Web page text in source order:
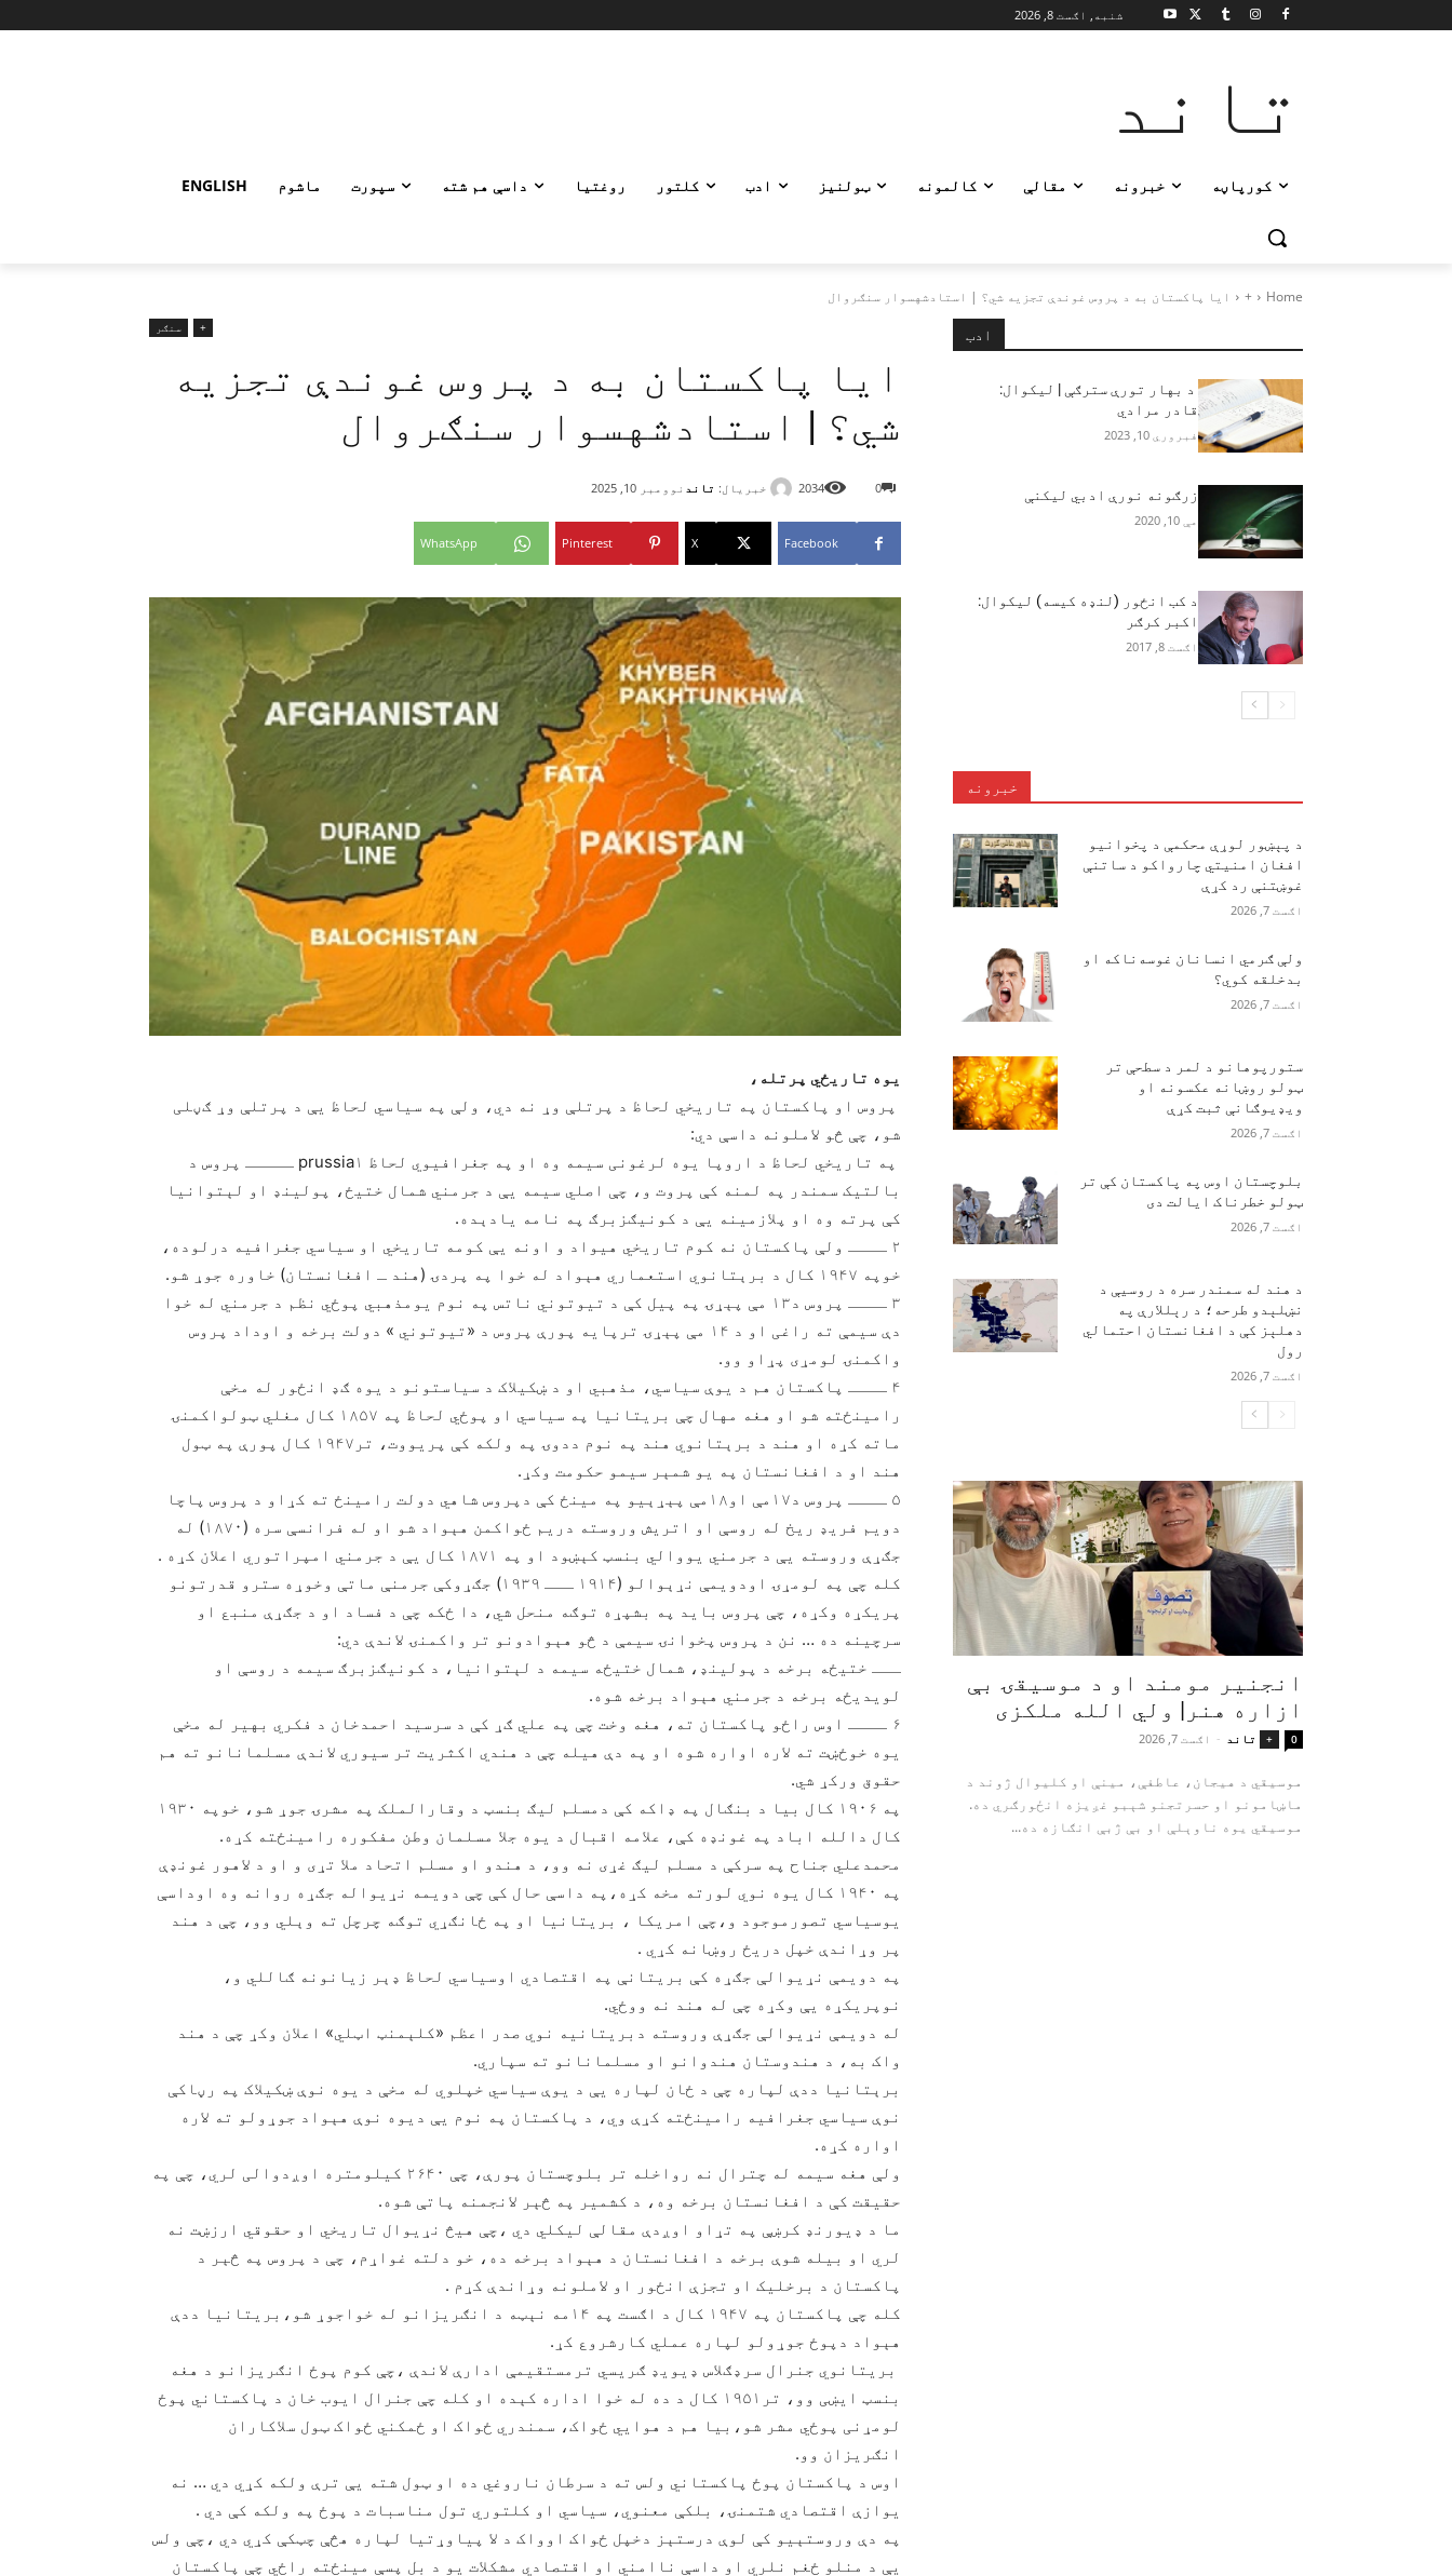
شنبه, اګست 8, 2026
تاند
کورپاڼه خبرونه مقالې کالمونه ټولنیز ادب کلتور روغتیا داسې هم شته سپورت ماشوم ENGLISH
Home
+ ایا پاکستان به د پروس غوندې تجزیه شي؟ | استادشهسوار سنګروال
+ سنګر
ایا پاکستان به د پروس غوندې تجزیه
شي؟ | استادشهسوار سنګروال
خبریال: تاند نوومبر 10, 2025 0
2034
Facebook
X
Pinterest
WhatsApp
یوه تاریځي پرتله،
پروس او پاکستان په تاریخي لحاظ د پرتلې وړ نه دي، ولې په سیاسي لحاظ یې د پرتلې وړ ګڼلی
شو، چې څو لاملونه داسې دي:
په تاریخي لحاظ د اروپا یوه لرغونی سیمه وه او په جغرافیوي لحاظ prussia۱ ـــــ پروس د
بالتیک سمندر په لمنه کې پروت و، چې اصلي سیمه یې د جرمني شمال ختیځ، پولینډ او لېتوانیا
کې پرته وه او پلازمینه یې د کونیګزبرګ په نامه یادېده.
۲ ــــ ولې پاکستان نه کوم تاریخي هیواد و اونه یې کومه تاریخي او سیاسي جغرافیه درلوده،
خوپه ۱۹۴۷ کال د برېتانوي استعماري هېواد له خوا په پردۍ (هند ـ افغانستان) خاوره جوړ شو.
۳ ــــ پروس د۱۳ مې پېړۍ په پیل کې د تیوتوني ناتس په نوم یومذهبي پوځي نظم د جرمني له خوا
دې سیمې ته راغی او د ۱۴ مې پېړۍ ترپایه پورې پروس د «تیوتوني » دولت برخه و اوداد پروس
واکمنۍ لومړی پړاو وو.
۴ ــــ پاکستان هم د یوې سیاسي، مذهبي او د ښکیلاک د سیاستونو د یوه ګډ انځور له مخې
رامینځته شو او هغه مهال چې بریتانیا په سیاسي او پوځي لحاظ په ۱۸۵۷ کال مغلي ټولواکمنۍ
ماته کړه او هند د برېتانوي هند په نوم ددوۍ په ولکه کې پریووت، تر۱۹۴۷ کال پورې په ټول
هند او د افغانستان په یو شمېر سیمو حکومت وکړ.
۵ ــــ پروس د۱۷مې او۱۸مې پېړېیو په مینځ کې دپروس شاهي دولت رامینځ ته کړاو د پروس پاچا
دویم فریډ ریخ له روسې او اتریش وروسته دریم ځواکمن هېواد شو او له فرانسې سره (۱۸۷۰) له
جګړې وروسته یې د جرمني یووالي بنسټ کېښود او په ۱۸۷۱ کال یې د جرمني امپراتوري اعلان کړه .
کله چې په لومړۍ اودویمې نړېوالو (۱۹۱۴ ـــ ۱۹۳۹) جګړوکې جرمنې ماتې وخوړه سترو قدرتونو
پریکړه وکړه، چې پروس باید په بشپړه توګه منحل شي، دا ځکه چې د فساد او د جګړې منبع او
سرچینه ده … نن د پروس پخوانۍ سیمې د څو هېوادونو تر واکمنۍ لاندې دي:
ـــ ختیځه برخه د پولینډ، شمال ختیځه سیمه د لېتوانیا، د کونیګزبرګ سیمه د روسې او
لویدیځه برخه د جرمني هېواد برخه شوه.
۶ ــــ اوس راځو پاکستان ته، هغه وخت چې په علي ګړ کې د سرسید احمدخان د فکري بهیر له مخې
یوه خوځښت ته لاره اواره شوه او په دې هیله چې د هندي اکثریت تر سیوري لاندې مسلمانانو ته هم
حقوق ورکړ شي.
په ۱۹۰۶ کال بیا د بنګال په ډاکه کې دمسلم لیګ بنسټ د وقارالملک په مشرۍ جوړ شو، خوپه ۱۹۳۰
کال دالله اباد په غونډه کې، علامه اقبال د یوه جلا مسلمان وطن مفکوره رامینځته کړه.
محمدعلي جناح په سرکې د مسلم لیګ غړی نه وو، د هندو او مسلم اتحاد ملا تړی و او د لاهور غونډې
په ۱۹۴۰ کال یوه نوي لورته مخه کړه،په داسې حال کې چې دویمه نړیواله جګړه روانه وه اوداسې
یوسیاسي تصورموجود و،چې امریکا ، بریتانیا او په ځانګړي توګه چرچل ته وېلي وو، چې د هند
پر وړاندې خپل دریځ روښانه کړي .
په دویمې نړیوالې جګړه کې بریتانې په اقتصادي اوسیاسي لحاظ ډېر زیانونه ګاللي و،
نوپریکړه یې وکړه چې له هند نه ووځي.
له دویمې نړیوالې جګړې وروسته دبریتانیه نوي صدر اعظم «کلېمنټ اټلي» اعلان وکړ چې د هند
واک به، د هندوستان هندوانو او مسلمانانو ته سپاري.
برېتانیا ددې لپاره چې د ځان لپاره یې د یوې سیاسي خپلوي له مخې د یوه نوې ښکیلاک په رڼاکې
نوې سیاسي جغرافیه رامینځته کړې وي، د پاکستان په نوم يې دیوه نوې هېواد جوړولو ته لاره
اواره کړه.
ولې هغه سیمه له چترال نه رواخله تر بلوچستان پورې، چې ۲۶۴۰ کیلومتره اوږدوالی لري، چې په
حقیقت کې د افغانستان برخه وه، د کشمیر په څېر لانجمنه پاتې شوه.
ما د ډیورنډ کرښې په تړاو اوږدې مقالې لیکلي دي ،چې هیڅ نړیوال تاریخي او حقوقي ارزښت نه
لري او بیله شوې برخه د افغانستان د هېواد برخه ده، خو دلته غواړم، چې د پروس په څېر د
پاکستان د برخلیک او تجزې انځور او لاملونه وړاندې کړم .
کله چې پاکستان په ۱۹۴۷ کال د اګست په ۱۴مه نېټه د انګریزانو له خواجوړ شو،بریتانیا ددې
هېواد دپوځ جوړولو لپاره عملي کارشروع کړ.
بریتانوي جنرال سرډګلاس ډیویډ ګریسي ترمستقیمې ادارې لاندې ،چې کوم پوځ انګریزانو د هغه
بنسټ ایښی وو، تر۱۹۵۱ کال د ده له خوا اداره کېده او کله چې جنرال ایوب خان د پاکستاني پوځ
لومړنی پوځي مشر شو،بیا هم د هوايي ځواک، سمندري ځواک او ځمکني ځواک ټول سلاکاران
انګریزان وو.
اوس د پاکستان پوځ پاکستاني ولس ته د سرطان ناروغي ده او ټول شته یې ترې ولکه کړي دي … نه
یوازې اقتصادي شتمنۍ، بلکې معنوي، سیاسي او کلتوري تول مناسبات د پوځ په ولکه کې دي .
په دې وروستېیو کې لوې درستېز دخپل ځواک اوواک د لا پیاوړتیا لپاره هڅې چټکې کړي دي ،چې ولس
یې د منلو ځغم نلري او داسې ناامني او اقتصادي مشکلات یو د بل پسې مینځته راځي چې پاکستان
ادب
د بهار تورې سترګې | لیکوال:
قادر مرادي
فبروري 10, 2023
زرګونه نورې ادبي لیکنې
مې 10, 2020
د کب انځور (لنډه کیسه) لیکوال:
اکبر کرګر
اګست 8, 2017
خبرونه
د پېښور لوړې محکمې د پخوانیو
افغان امنیتي چارواکو د ساتنې
غوښتنې رد کړې
اګست 7, 2026
ولې ګرمي انسانان غوسه‌ناکه او
بدخلقه کوي؟
اګست 7, 2026
ستورپوهانو د لمر د سطحې تر
ټولو روښانه عکسونه او
ویډیوګانې ثبت کړې
اګست 7, 2026
بلوچستان اوس په پاکستان کې تر
ټولو خطرناک ایالت دی
اګست 7, 2026
د هند له سمندر سره د روسیې د
نښلېدو طرحه؛ د رېللارې په
دهلېز کې د افغانستان احتمالي
رول
اګست 7, 2026
انجنیر مومند او د موسیقۍ بې‌
ازاره هنر| ولي الله ملکزی
+ تاند - اګست 7, 2026 0
موسیقي د هیجان، عاطفې، مینې او کلیوال ژوند د
ماښامونو او حسرتجنو شېبو غږیزه انځورګري ده.
موسیقي یوه ناوېلې او بې‌ ژبې انګازه ده...